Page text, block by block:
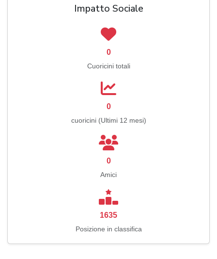
Impatto Sociale
0
Cuoricini totali
0
cuoricini (Ultimi 12 mesi)
0
Amici
1635
Posizione in classifica